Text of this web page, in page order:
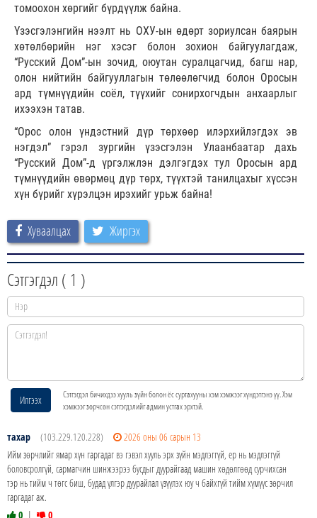
томоохон хөргийг бүрдүүлж байна.
Үзэсгэлэнгийн нээлт нь ОХУ-ын өдөрт зориулсан баярын
хөтөлбөрийн нэг хэсэг болон зохион байгуулагдаж,
“Русский Дом”-ын зочид, оюутан суралцагчид, багш нар,
олон нийтийн байгууллагын төлөөлөгчид болон Оросын
ард түмнүүдийн соёл, түүхийг сонирхогчдын анхаарлыг
ихээхэн татав.
“Орос олон үндэстний дүр төрхөөр илэрхийлэгдэх эв
нэгдэл” гэрэл зургийн үзэсгэлэн Улаанбаатар дахь
“Русский Дом”-д үргэлжлэн дэлгэгдэх тул Оросын ард
түмнүүдийн өвөрмөц дүр төрх, түүхтэй танилцахыг хүссэн
хүн бүрийг хүрэлцэн ирэхийг урьж байна!
Хуваалцах Жиргэх
Сэтгэгдэл ( 1 )
Илгээх
Сэтгэгдэл бичихдээ хууль зүйн болон ёс суртахууны хэм хэмжээг хүндэтгэнэ үү. Хэм
хэмжээг зөрчсөн сэтгэгдэлийг админ устгах эрхтэй.
тахар (103.229.120.228)
2026 оны 06 сарын 13
Ийм зөрчлийг ямар хүн гаргадаг вэ гэвэл хууль эрх зүйн мэдлэггүй, ер нь мэдлэггүй
боловсролгүй, сармагчин шинжээрээ бусдыг дуурайгаад машин хөдөлгөөд сурчихсан
тэр нь тийм ч төгс биш, будад үлгэр дуурайлал үзүүлэх юу ч байхгүй тийм хүмүүс зөрчил
гаргадаг аж.
0 | 0